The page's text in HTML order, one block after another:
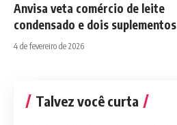
Anvisa veta comércio de leite
condensado e dois suplementos
4 de fevereiro de 2026
Talvez você curta